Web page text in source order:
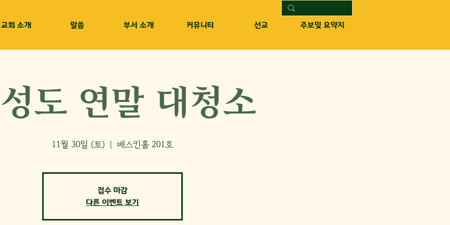
교회 소개 말씀 부서 소개 커뮤니티 선교 주보및 요약지
도 연말 대청소
11월 30일 (토) 배스킨홀 201호
접수 마감
다른 이벤트 보기